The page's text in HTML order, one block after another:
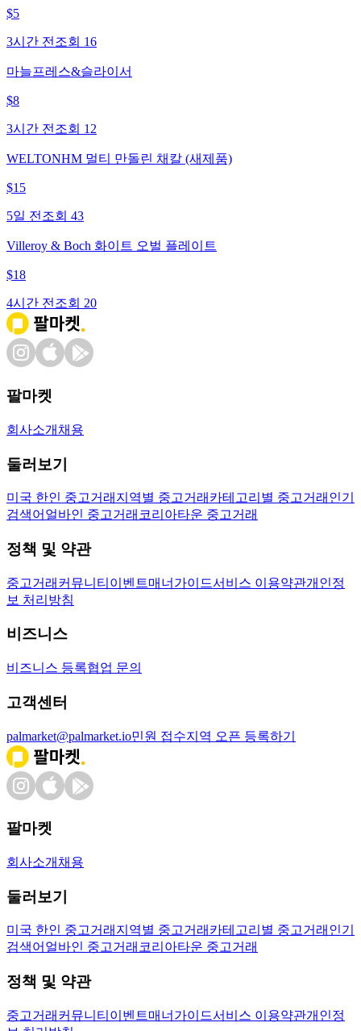
$5
3시간 전 조회 16
마늘프레스&슬라이서
$8
3시간 전 조회 12
WELTONHM 멀티 만돌린 채칼 (새제품)
$15
5일 전 조회 43
Villeroy & Boch 화이트 오벌 플레이트
$18
4시간 전 조회 20
팔마켓
회사소개 채용
둘러보기
미국 한인 중고거래 지역별 중고거래 카테고리별 중고거래 인기
검색어 얼바인 중고거래 코리아타운 중고거래
정책 및 약관
중고거래 커뮤니티 이벤트매너가이드서비스 이용약관개인정
보 처리방침
비즈니스
비즈니스 등록협업 문의
고객센터
palmarket@palmarket.io민원 접수지역 오픈 등록하기
팔마켓
회사소개 채용
둘러보기
미국 한인 중고거래 지역별 중고거래 카테고리별 중고거래 인기
검색어 얼바인 중고거래 코리아타운 중고거래
정책 및 약관
중고거래 커뮤니티 이벤트매너가이드서비스 이용약관개인정